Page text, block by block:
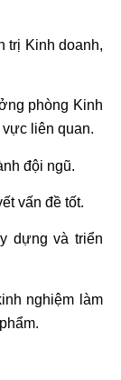
trị Kinh doanh,
phòng Kinh
liên quan.
đội ngũ.
vấn đề tốt.
dựng và triển
nghiệm làm